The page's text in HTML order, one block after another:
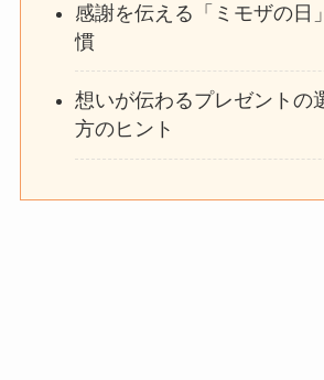
感謝を伝える「ミモザの日
慣
想いが伝わるプレゼントの
方のヒント